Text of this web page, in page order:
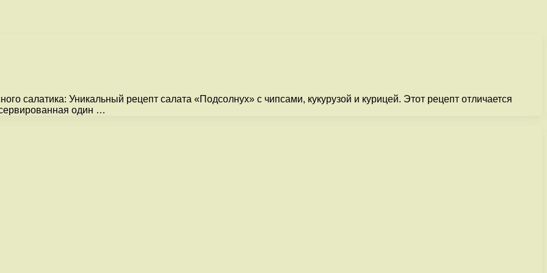
салатика: Уникальный рецепт салата «Подсолнух» с чипсами, кукурузой и курицей. Этот рецепт отличается
один …